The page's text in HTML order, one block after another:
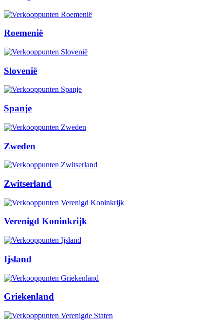
Roemenië
Slovenië
Spanje
Zweden
Zwitserland
Verenigd Koninkrijk
Ijsland
Griekenland